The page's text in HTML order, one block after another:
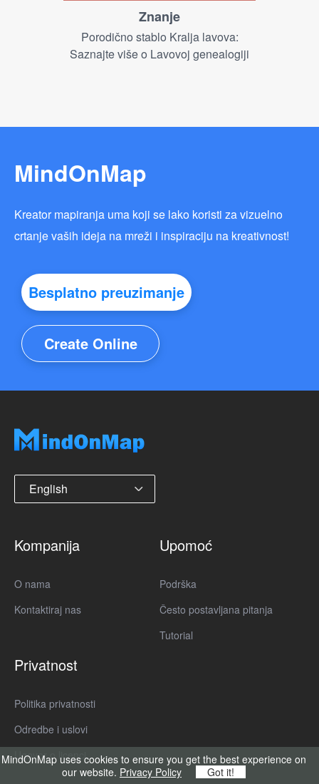
Znanje
Porodično stablo Kralja lavova:
Saznajte više o Lavovoj genealogiji
MindOnMap
Kreator mapiranja uma koji se lako koristi za vizuelno
crtanje vaših ideja na mreži i inspiraciju na kreativnost!
Besplatno preuzimanje
Create Online
English
Kompanija
O nama
Kontaktiraj nas
Upomoć
Podrška
Često postavljana pitanja
Tutorial
Privatnost
Politika privatnosti
Odredbe i uslovi
Ugovor o licenci
MindOnMap uses cookies to ensure you get the best experience on
our website. Privacy Policy Got it!